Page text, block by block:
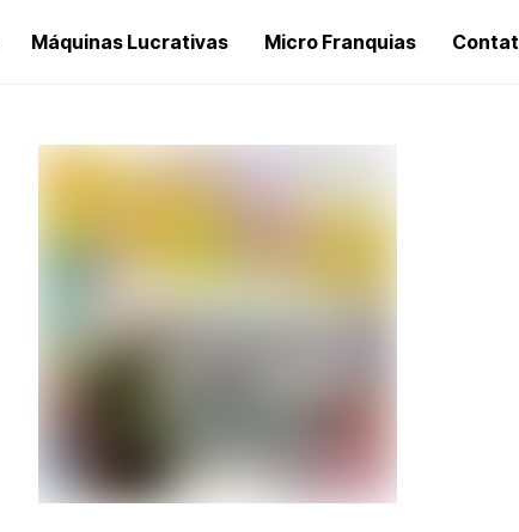
Máquinas Lucrativas Micro Franquias